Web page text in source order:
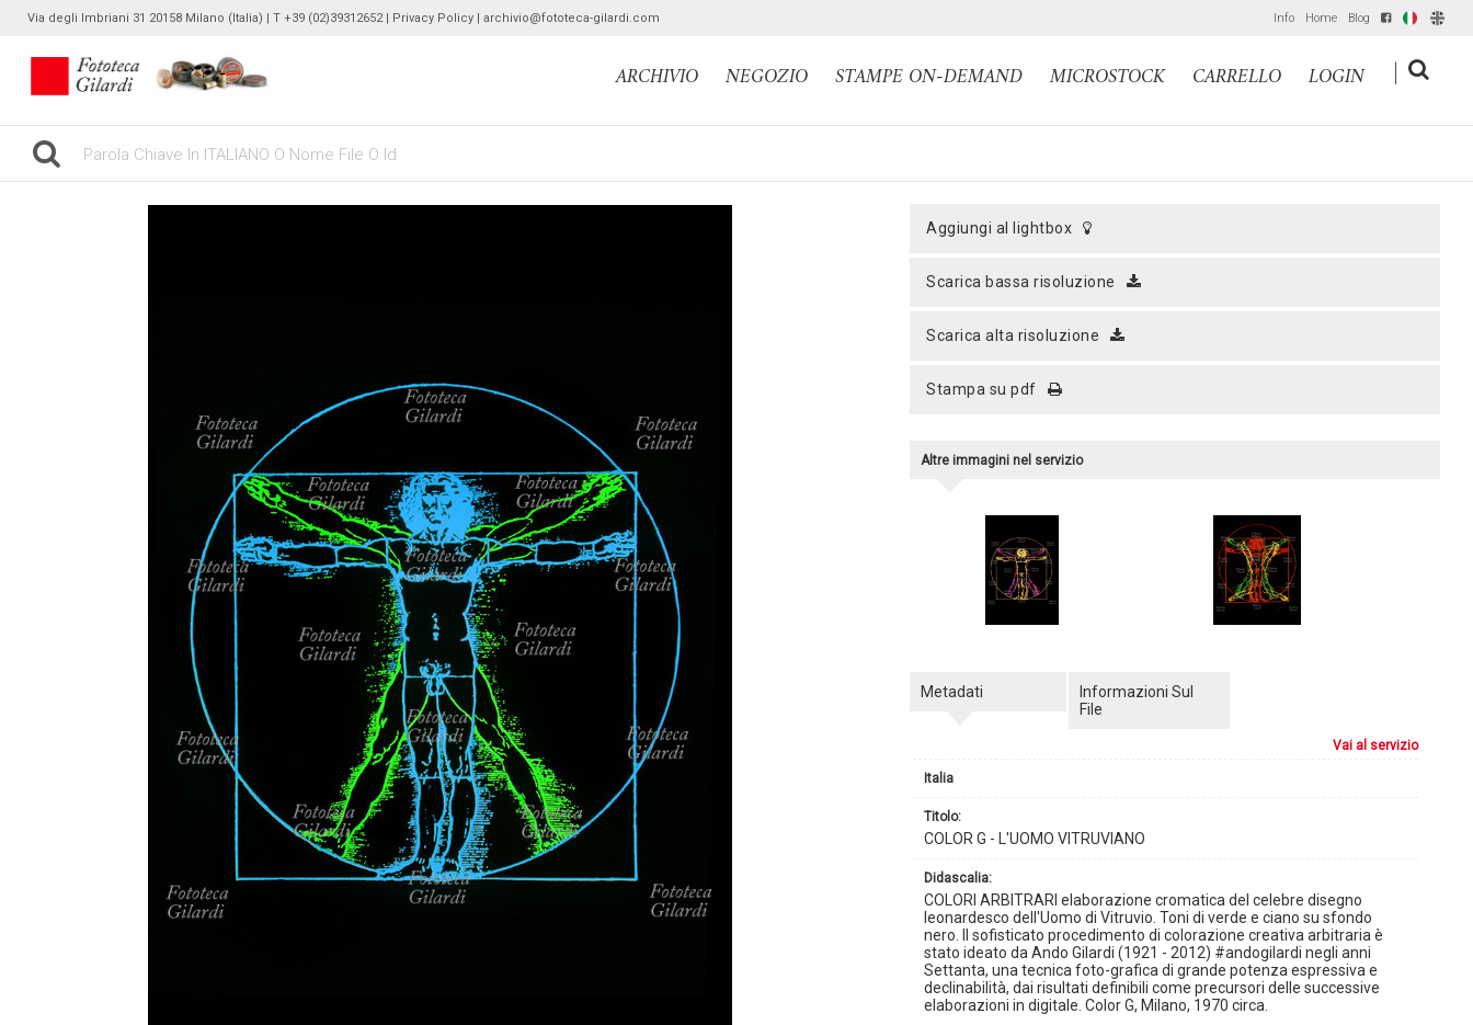
Via degli Imbriani 31 20158 Milano (Italia) | T +39 (02)39312652 | Privacy Policy | archivio@fototeca-gilardi.com Info Home Blog IT EN
gilardinew ARCHIVIO NEGOZIO STAMPE ON-DEMAND MICROSTOCK CARRELLO LOGIN |
aggiungi al lightbox
scarica bassa risoluzione
scarica alta risoluzione
stampa su pdf
Altre immagini nel servizio
Metadati
vai al servizio
Italia
titolo:
COLOR G - L'UOMO VITRUVIANO
didascalia:
COLORI ARBITRARI elaborazione cromatica del celebre disegno
leonardesco dell'Uomo di Vitruvio. Toni di verde e ciano su sfondo
nero. Il sofisticato procedimento di colorazione creativa arbitraria è
stato ideato da Ando Gilardi (1921 - 2012) #andogilardi negli anni
Settanta, una tecnica foto-grafica di grande potenza espressiva e
declinabilità, dai risultati definibili come precursori delle successive
elaborazioni in digitale. Color G, Milano, 1970 circa.
Informazioni Sul
File